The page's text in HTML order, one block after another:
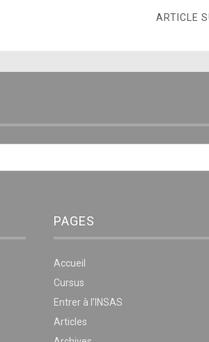
ARTICLE
PAGES
Accueil
Cursus
Entrer à l’INSAS
Articles